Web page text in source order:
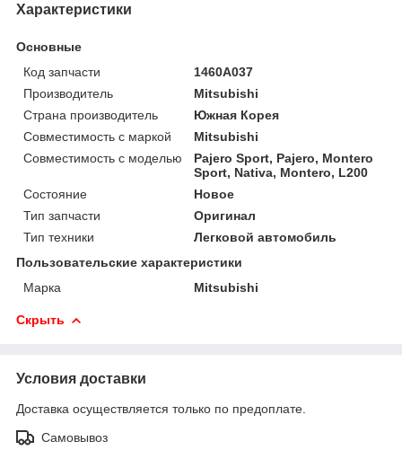
Характеристики
Основные
Код запчасти
1460A037
Производитель
Mitsubishi
Страна производитель
Южная Корея
Совместимость с маркой
Mitsubishi
Совместимость с моделью
Pajero Sport, Pajero, Montero
Sport, Nativa, Montero, L200
Состояние
Новое
Тип запчасти
Оригинал
Тип техники
Легковой автомобиль
Пользовательские характеристики
Марка
Mitsubishi
Скрыть
Условия доставки
Доставка осуществляется только по предоплате.
Самовывоз